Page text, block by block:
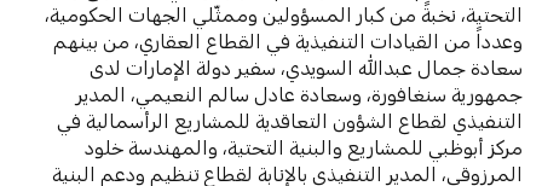
التحتية، نخبةً من كبار المسؤولين وممثّلي الجهات الحكومية،
وعدداً من القيادات التنفيذية في القطاع العقاري، من بينهم
سعادة جمال عبدالله السويدي، سفير دولة الإمارات لدى
جمهورية سنغافورة، وسعادة عادل سالم النعيمي، المدير
التنفيذي لقطاع الشؤون التعاقدية للمشاريع الرأسمالية في
مركز أبوظبي للمشاريع والبنية التحتية، والمهندسة خلود
المرزوقي، المدير التنفيذي بالإنابة لقطاع تنظيم ودعم البنية